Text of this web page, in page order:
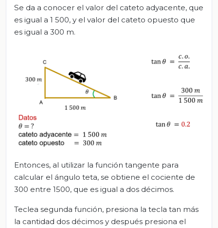
Se da a conocer el valor del cateto adyacente, que
es igual a 1 500, y el valor del cateto opuesto que
es igual a 300 m.
Entonces, al utilizar la función tangente para
calcular el ángulo teta, se obtiene el cociente de
300 entre 1500, que es igual a dos décimos.
Teclea segunda función, presiona la tecla tan más
la cantidad dos décimos y después presiona el